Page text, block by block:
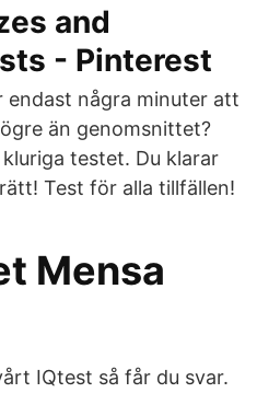
and
- Pinterest
endast några minuter att
än genomsnittet?
testet. Du klarar
Test för alla tillfällen!
Mensa
IQtest så får du svar.